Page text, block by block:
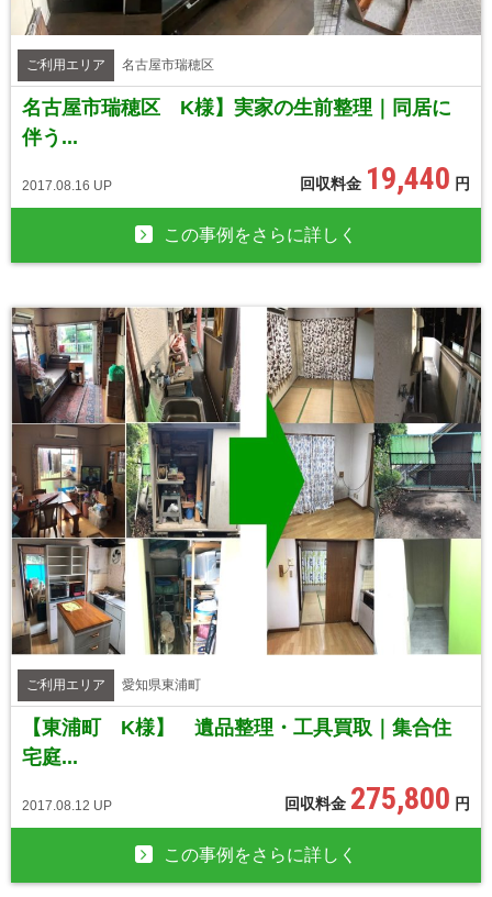
ご利用エリア 名古屋市瑞穂区
名古屋市瑞穂区 K様】実家の生前整理｜同居に
伴う...
2017.08.16 UP 回収料金 19,440 円
この事例をさらに詳しく
ご利用エリア 愛知県東浦町
【東浦町 K様】 遺品整理・工具買取｜集合住
宅庭...
2017.08.12 UP 回収料金 275,800 円
この事例をさらに詳しく